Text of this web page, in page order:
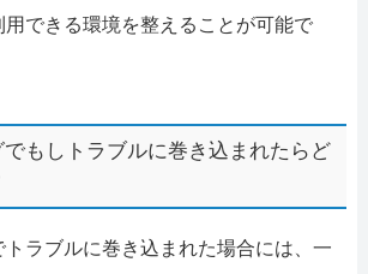
用できる環境を整えることが可能で
もしトラブルに巻き込まれたらど
ラブルに巻き込まれた場合には、一